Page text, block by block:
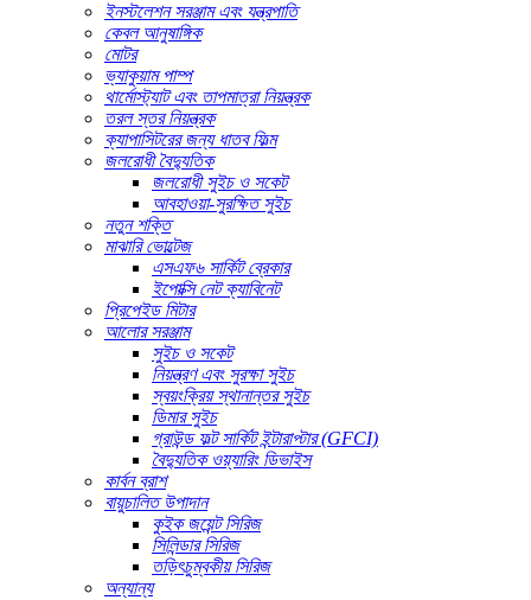
ইনস্টলেশন সরঞ্জাম এবং যন্ত্রপাতি
কেবল আনুষাঙ্গিক
মোটর
ভ্যাকুয়াম পাম্প
থার্মোস্ট্যাট এবং তাপমাত্রা নিয়ন্ত্রক
তরল স্তর নিয়ন্ত্রক
ক্যাপাসিটরের জন্য ধাতব ফিল্ম
জলরোধী বৈদ্যুতিক
জলরোধী সুইচ ও সকেট
আবহাওয়া-সুরক্ষিত সুইচ
নতুন শক্তি
মাঝারি ভোল্টেজ
এসএফ৬ সার্কিট ব্রেকার
ইপোক্সি নেট ক্যাবিনেট
প্রিপেইড মিটার
আলোর সরঞ্জাম
সুইচ ও সকেট
নিয়ন্ত্রণ এবং সুরক্ষা সুইচ
স্বয়ংক্রিয় স্থানান্তর সুইচ
ডিমার সুইচ
গ্রাউন্ড ফল্ট সার্কিট ইন্টারাপ্টার (GFCI)
বৈদ্যুতিক ওয়্যারিং ডিভাইস
কার্বন ব্রাশ
বায়ুচালিত উপাদান
কুইক জয়েন্ট সিরিজ
সিলিন্ডার সিরিজ
তড়িৎচুম্বকীয় সিরিজ
অন্যান্য